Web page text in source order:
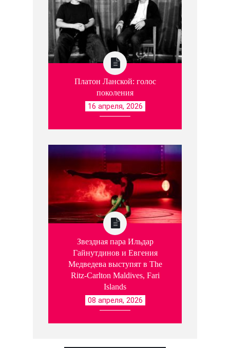
Платон Ланской: голос
поколения
16 апреля, 2026
Звездная пара Ильдар
Гайнутдинов и Евгения
Медведева выступят в The
Ritz-Carlton Maldives, Fari
Islands
08 апреля, 2026